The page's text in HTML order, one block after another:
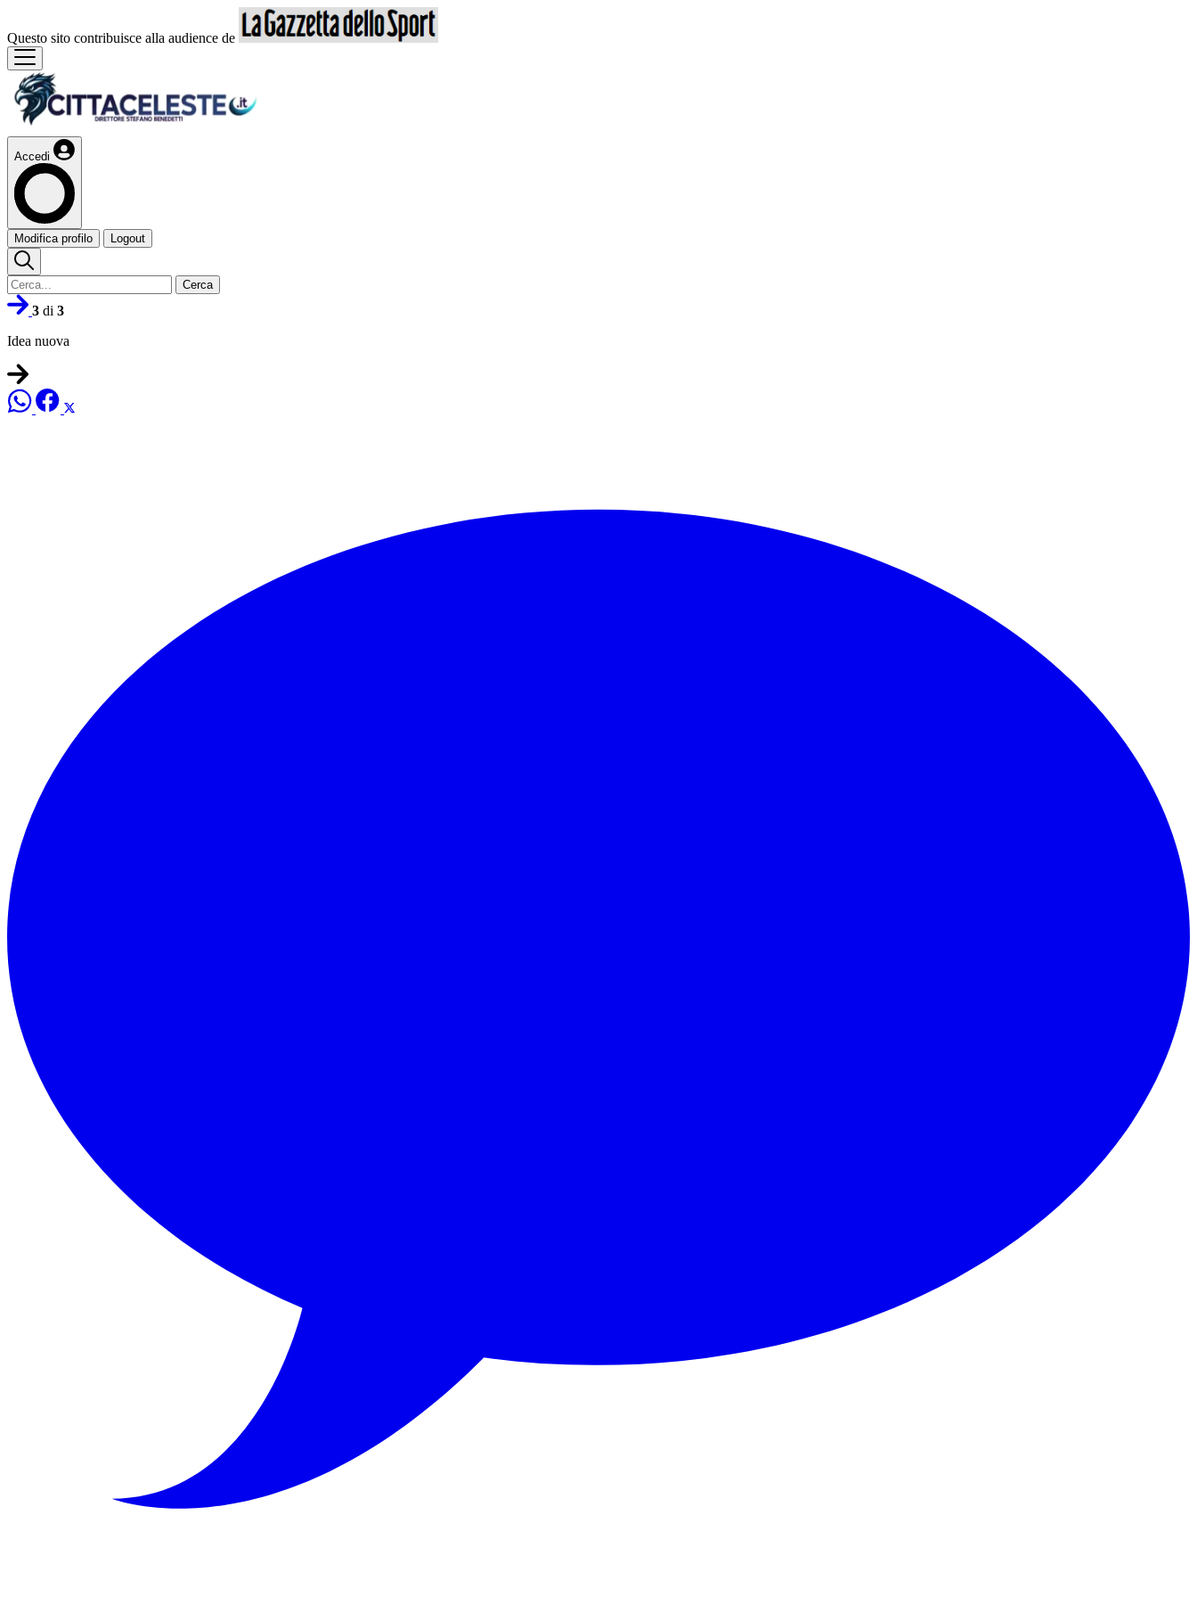
Questo sito contribuisce alla audience de
Accedi
Modifica profilo Logout
Cerca
3 di 3
Idea nuova